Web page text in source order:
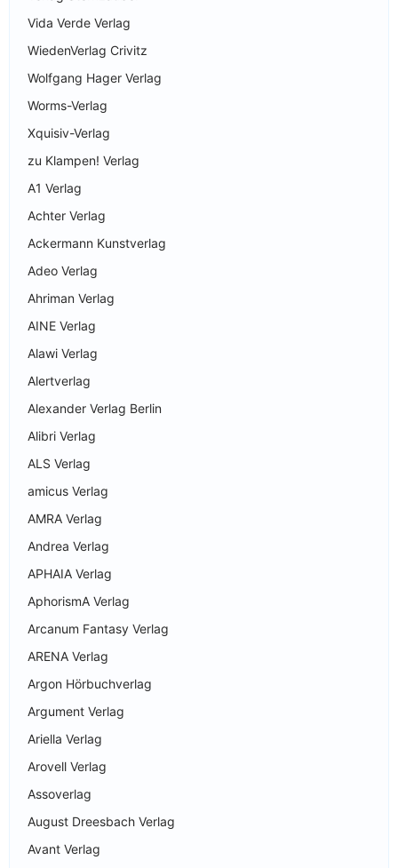
Vida Verde Verlag
WiedenVerlag Crivitz
Wolfgang Hager Verlag
Worms-Verlag
Xquisiv-Verlag
zu Klampen! Verlag
A1 Verlag
Achter Verlag
Ackermann Kunstverlag
Adeo Verlag
Ahriman Verlag
AINE Verlag
Alawi Verlag
Alertverlag
Alexander Verlag Berlin
Alibri Verlag
ALS Verlag
amicus Verlag
AMRA Verlag
Andrea Verlag
APHAIA Verlag
AphorismA Verlag
Arcanum Fantasy Verlag
ARENA Verlag
Argon Hörbuchverlag
Argument Verlag
Ariella Verlag
Arovell Verlag
Assoverlag
August Dreesbach Verlag
Avant Verlag